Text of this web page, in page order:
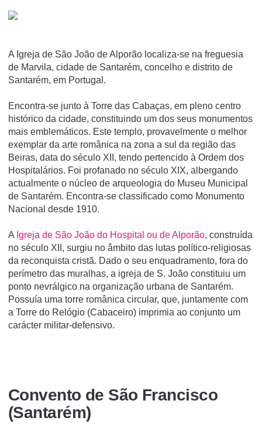
A Igreja de São João de Alporão localiza-se na freguesia
de Marvila, cidade de Santarém, concelho e distrito de
Santarém, em Portugal.
Encontra-se junto à Torre das Cabaças, em pleno centro
histórico da cidade, constituindo um dos seus monumentos
mais emblemáticos. Este templo, provavelmente o melhor
exemplar da arte românica na zona a sul da região das
Beiras, data do século XII, tendo pertencido à Ordem dos
Hospitalários. Foi profanado no século XIX, albergando
actualmente o núcleo de arqueologia do Museu Municipal
de Santarém. Encontra-se classificado como Monumento
Nacional desde 1910.
A Igreja de São João do Hospital ou de Alporão, construída
no século XII, surgiu no âmbito das lutas político-religiosas
da reconquista cristã. Dado o seu enquadramento, fora do
perímetro das muralhas, a igreja de S. João constituiu um
ponto nevrálgico na organização urbana de Santarém.
Possuía uma torre românica circular, que, juntamente com
a Torre do Relógio (Cabaceiro) imprimia ao conjunto um
carácter militar-defensivo.
Convento de São Francisco
(Santarém)